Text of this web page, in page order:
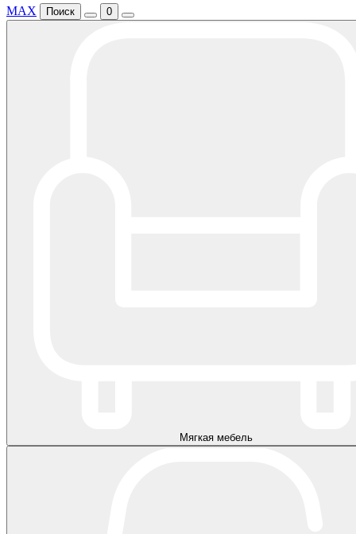
MAX Поиск 0
Мягкая мебель